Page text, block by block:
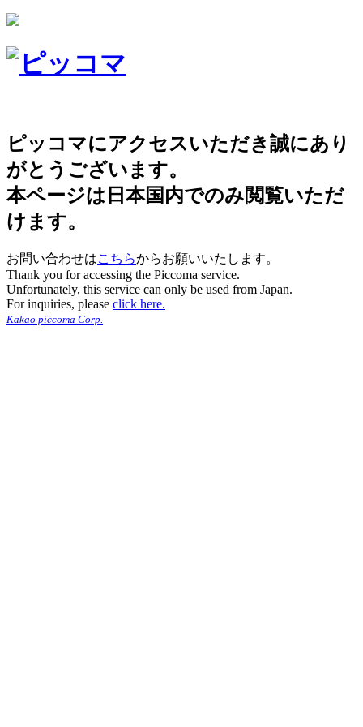
ピッコマにアクセスいただき誠にあり
がとうございます。
本ページは日本国内でのみ閲覧いただ
けます。
お問い合わせはこちらからお願いいたします。
Thank you for accessing the Piccoma service.
Unfortunately, this service can only be used from Japan.
For inquiries, please click here.
Kakao piccoma Corp.